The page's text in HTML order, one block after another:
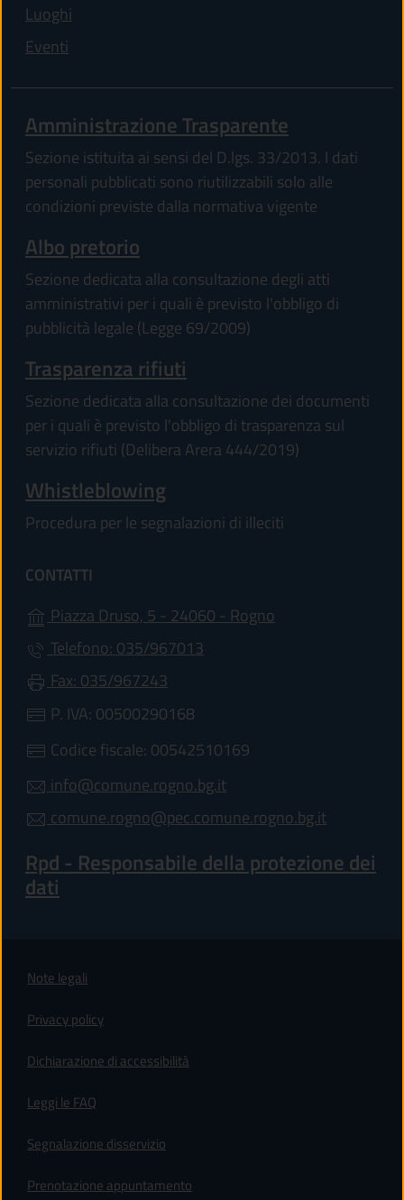
Luoghi
Eventi
Amministrazione Trasparente
Sezione istituita ai sensi del D.lgs. 33/2013. I dati
personali pubblicati sono riutilizzabili solo alle
condizioni previste dalla normativa vigente
Albo pretorio
Sezione dedicata alla consultazione degli atti
amministrativi per i quali è previsto l'obbligo di
pubblicità legale (Legge 69/2009)
Trasparenza rifiuti
Sezione dedicata alla consultazione dei documenti
per i quali è previsto l'obbligo di trasparenza sul
servizio rifiuti (Delibera Arera 444/2019)
Whistleblowing
Procedura per le segnalazioni di illeciti
CONTATTI
Piazza Druso, 5 - 24060 - Rogno
Telefono: 035/967013
Fax: 035/967243
P. IVA: 00500290168
Codice fiscale: 00542510169
info@comune.rogno.bg.it
comune.rogno@pec.comune.rogno.bg.it
Rpd - Responsabile della protezione dei
dati
Note legali
Privacy policy
Dichiarazione di accessibilità
Leggi le FAQ
Segnalazione disservizio
Prenotazione appuntamento